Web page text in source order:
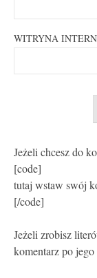
WITRYNA
Jeżeli chcesz do
[code]
tutaj wstaw swój
[/code]
Jeżeli zrobisz
komentarz po